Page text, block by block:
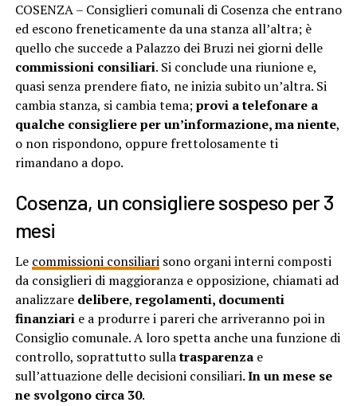
COSENZA – Consiglieri comunali di Cosenza che entrano
ed escono freneticamente da una stanza all’altra; è
quello che succede a Palazzo dei Bruzi nei giorni delle
commissioni consiliari. Si conclude una riunione e,
quasi senza prendere fiato, ne inizia subito un’altra. Si
cambia stanza, si cambia tema;provi a telefonare a
qualche consigliere per un’informazione, ma niente,
o non rispondono, oppure frettolosamente ti
rimandano a dopo.
Cosenza, un consigliere sospeso per 3
mesi
Le commissioni consiliarisono organi interni composti
da consiglieri di maggioranza e opposizione, chiamati ad
analizzare delibere, regolamenti, documenti
finanziarie a produrre i pareri che arriveranno poi in
Consiglio comunale. A loro spetta anche una funzione di
controllo, soprattutto sullatrasparenzae
sull’attuazione delle decisioni consiliari. In un mese se
ne svolgono circa 30.